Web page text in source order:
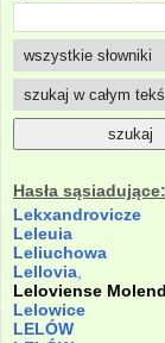
Hasła sąsiadujące:
Lekxandrovicze
Leleuia
Leliuchowa
Lellovia
Leloviense
Lelowice
LELÓW